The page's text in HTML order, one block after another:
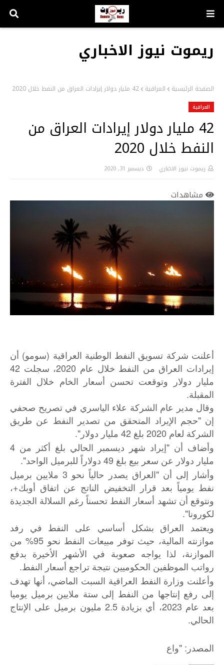
ريموت نيوز الاخباري
الصفحة الرئيسية العراقية 42 مليار دولار إيرادات العراق من النفط خلال 2020
العراقية
42 مليار دولار إيرادات العراق من
النفط خلال 2020
ريموت نيوز الاخباري ديسمبر 31, 2020
مشاهدات
أعلنت شركة تسويق النفط الوطنية العراقية (سومو) أن
إيرادات العراق من النفط خلال عام 2020، سجلت 42
مليار دولار وتوقعت تحسن أسعار الخام خلال الفترة
المقبلة.
وقال مدير عام الشركة علاء الياسري في تصريح صحفي
إن "حجم الإيراد المتحقق من تصدير النفط عن طريق
الشركة لعام 2020 بلغ 42 مليار دولار".
وأضاف أن "إيراد شهر ديسمبر الحالي بلغ أكثر من 4
مليار دولار عن سعر بيع بلغ 49 دولاراً للبرميل الواحد".
وأشار إلى أن "العراق يصدر حالياً نحو 3 ملايين برميل
نفط يومياً بعد قرار التخفيض الناتج عن اتفاق أوبك+،
ونتوقع أن تشهد أسعار النفط تحسناً رغم السلالة الجديدة
لكورونا".
ويعتمد العراق بشكل أساسي على النفط في رفد
موازنته المالية، حيث توفر مبيعات النفط نحو 95% من
الموازنة، لذا يواجه صعوبة في الأشهر الأخيرة بدفع
رواتب الموظفين الحكوميين نتيجة تراجع أسعار النفط.
وأعلنت وزارة النفط العراقية السبت الماضي، أنها تهدف
إلى رفع إنتاجها من النفط إلى ستة ملايين برميل يوميا
بعد عام 2023، أي بزيادة 2.5 مليون برميل على الإنتاج
الحالي.
المصدر : "واع